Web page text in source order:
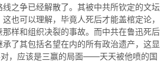
之争已经解散了。其被中共所钦定的文坛
也可以理解，毕竟人死后才能盖棺定论，
样和组织决裂的事故。而中共在鲁迅死后
了其包括名望在内的所有政治遗产，这显
，应该是三赢的局面——天天被他喷的国